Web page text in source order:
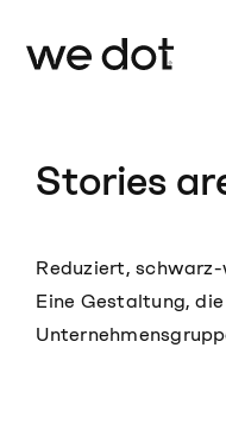
Stories
Reduziert,
Eine Gestaltung,